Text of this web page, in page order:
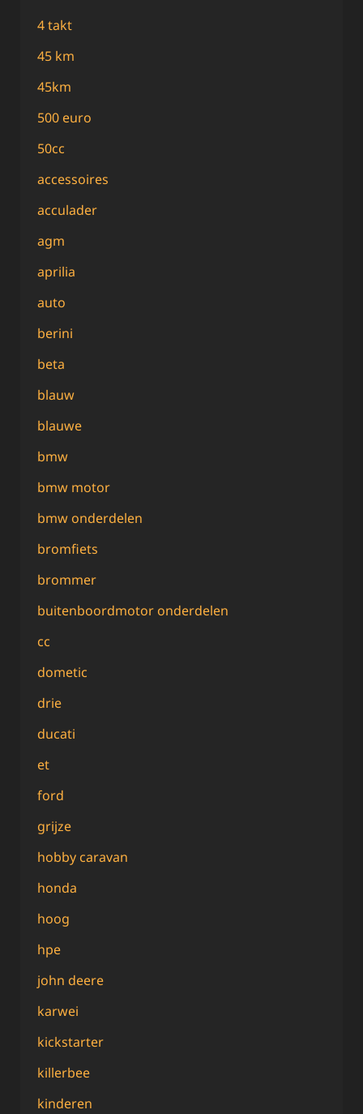
4 takt
45 km
45km
500 euro
50cc
accessoires
acculader
agm
aprilia
auto
berini
beta
blauw
blauwe
bmw
bmw motor
bmw onderdelen
bromfiets
brommer
buitenboordmotor onderdelen
cc
dometic
drie
ducati
et
ford
grijze
hobby caravan
honda
hoog
hpe
john deere
karwei
kickstarter
killerbee
kinderen